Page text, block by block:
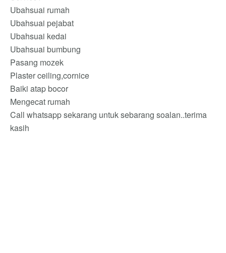
Ubahsuai rumah
Ubahsuai pejabat
Ubahsuai kedai
Ubahsuai bumbung
Pasang mozek
Plaster ceiling,cornice
Baiki atap bocor
Mengecat rumah
Call whatsapp sekarang untuk sebarang soalan..terima
kasih